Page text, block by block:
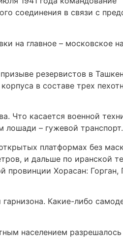
соединения в связи с
на главное – московское
резервистов в
в составе трех
Что касается военной
лошади – гужевой транспорт.
платформах без
и дальше по иранской
провинции Хорасан: Горган,
Какие-либо
населением